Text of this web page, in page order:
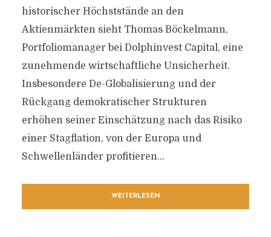
historischer Höchststände an den
Aktienmärkten sieht Thomas Böckelmann,
Portfoliomanager bei Dolphinvest Capital, eine
zunehmende wirtschaftliche Unsicherheit.
Insbesondere De-Globalisierung und der
Rückgang demokratischer Strukturen
erhöhen seiner Einschätzung nach das Risiko
einer Stagflation, von der Europa und
Schwellenländer profitieren...
WEITERLESEN